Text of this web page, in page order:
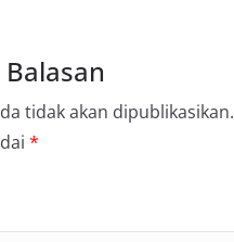
tidak akan dipublikasikan.
*